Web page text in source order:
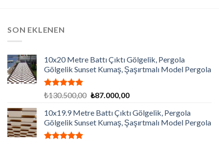
SON EKLENEN
10x20 Metre Battı Çıktı Gölgelik, Pergola
Gölgelik Sunset Kumaş, Şaşırtmalı Model Pergola
5 üzerinden
aldı
₺130.500,00 Orijinal
₺130.500,00.
₺87.000,00Şu
fiyat:
₺87.000,00.
10x19.9 Metre Battı Çıktı Gölgelik, Pergola
Gölgelik Sunset Kumaş, Şaşırtmalı Model Pergola